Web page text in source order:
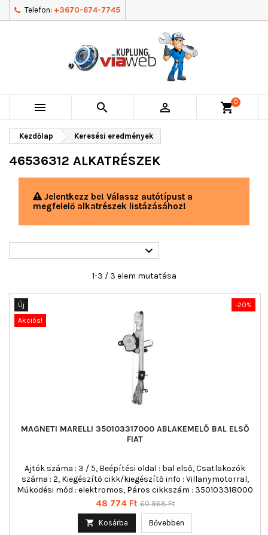
Telefon: +3670-674-7745
   shopping_cart0
Kezdőlap Keresési eredmények
46536312 ALKATRÉSZEK
Jelentkezz be! Válassz autótípust a
megfelelő alkatrészek listázásához!

1-3 / 3 elem mutatása
-20%
Új
Akciós!
MAGNETI MARELLI 350103317000 ABLAKEMELŐ BAL ELSŐ
FIAT
Ajtók száma : 3 / 5, Beépítési oldal : bal első, Csatlakozók
száma : 2, Kiegészítő cikk/kiegészítő info : Villanymotorral,
Működési mód : elektromos, Páros cikkszám : 350103318000
Ár
48 774 Ft Normál
60 968 Ft
 Kosárba Bővebben